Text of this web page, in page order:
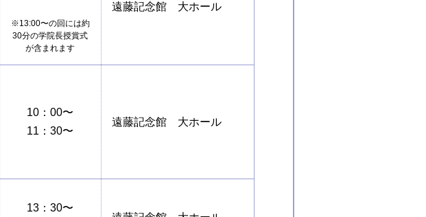
※13:00〜の回には約
30分の学院長授賞式
が含まれます
遠藤記念館 大ホール
10：00〜
11：30〜
遠藤記念館 大ホール
13：30〜